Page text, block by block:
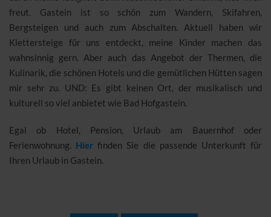
freut. Gastein ist so schön zum Wandern, Skifahren,
Bergsteigen und auch zum Abschalten. Aktuell haben wir
Klettersteige für uns entdeckt, meine Kinder machen das
wahnsinnig gern. Aber auch das Angebot der Thermen, die
Kulinarik, die schönen Hotels und die gemütlichen Hütten sagen
mir sehr zu. UND: Es gibt keinen Ort, der musikalisch und
kulturell so viel anbietet wie Bad Hofgastein.
Egal ob Hotel, Pension, Urlaub am Bauernhof oder
Ferienwohnung. Hier finden Sie die passende Unterkunft für
Ihren Urlaub in Gastein.